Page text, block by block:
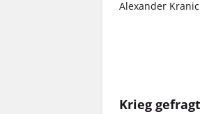
Alexander
Krieg